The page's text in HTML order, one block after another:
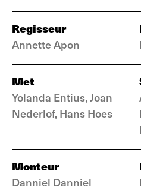
Regisseur
Annette Apon
Met
Yolanda Entius, Joan
Nederlof, Hans Hoes
Monteur
Danniel Danniel